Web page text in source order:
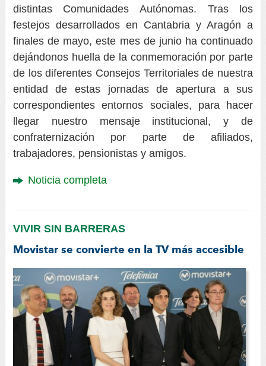
distintas Comunidades Autónomas. Tras los
festejos desarrollados en Cantabria y Aragón a
finales de mayo, este mes de junio ha continuado
dejándonos huella de la conmemoración por parte
de los diferentes Consejos Territoriales de nuestra
entidad de estas jornadas de apertura a sus
correspondientes entornos sociales, para hacer
llegar nuestro mensaje institucional, y de
confraternización por parte de afiliados,
trabajadores, pensionistas y amigos.
Noticia completa
VIVIR SIN BARRERAS
Movistar se convierte en la TV más accesible